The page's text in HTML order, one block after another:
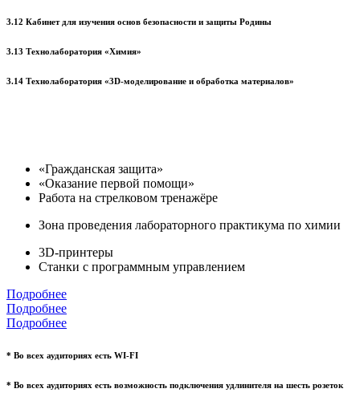
3.12 Кабинет для изучения основ безопасности и защиты Родины
3.13 Технолаборатория «Химия»
3.14 Технолаборатория «3D-моделирование и обработка материалов»
«Гражданская защита»
«Оказание первой помощи»
Работа на стрелковом тренажёре
Зона проведения лабораторного практикума по химии
3D-принтеры
Станки с программным управлением
Подробнее
Подробнее
Подробнее
* Во всех аудиториях есть WI-FI
* Во всех аудиториях есть возможность подключения удлинителя на шесть розеток